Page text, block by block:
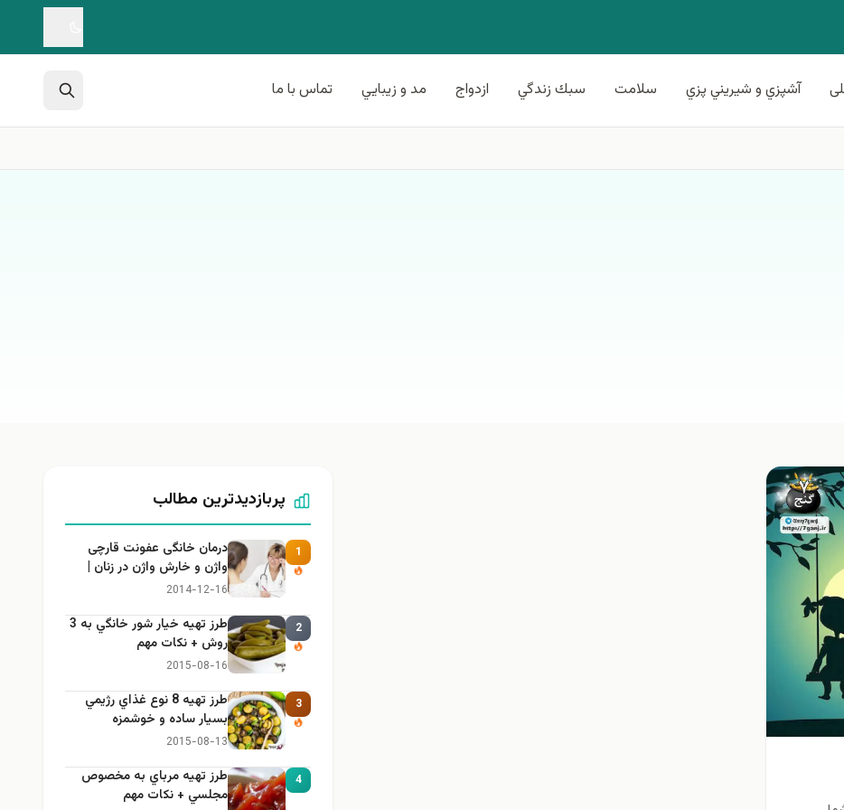
آشپزي و شيريني پزي سلامت سبك زندگي ازدواج مد و زيبايي تماس با ما
پربازدیدترین مطالب
1
درمان خانگی عفونت قارچی
واژن و خارش واژن در زنان |
راهنمای کامل، ایمن و کاربردی
2014-12-16
2
طرز تهيه خیار شور خانگي به 3
روش + نكات مهم
2015-08-16
3
طرز تهيه 8 نوع غذاي رژيمي
بسيار ساده و خوشمزه
2015-08-13
4
طرز تهيه مرباي به مخصوص
مجلسي + نكات مهم